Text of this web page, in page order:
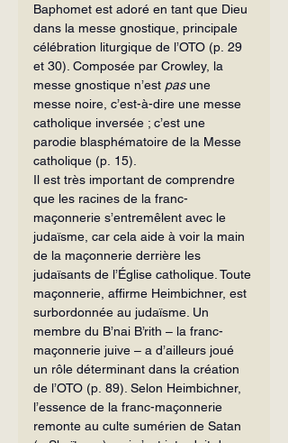
Baphomet est adoré en tant que Dieu
dans la messe gnostique, principale
célébration liturgique de l’OTO (p. 29
et 30). Composée par Crowley, la
messe gnostique n’est pas une
messe noire, c’est-à-dire une messe
catholique inversée ; c’est une
parodie blasphématoire de la Messe
catholique (p. 15).
Il est très important de comprendre
que les racines de la franc-
maçonnerie s’entremêlent avec le
judaïsme, car cela aide à voir la main
de la maçonnerie derrière les
judaïsants de l’Église catholique. Toute
maçonnerie, affirme Heimbichner, est
surbordonnée au judaïsme. Un
membre du B’nai B’rith – la franc-
maçonnerie juive – a d’ailleurs joué
un rôle déterminant dans la création
de l’OTO (p. 89). Selon Heimbichner,
l’essence de la franc-maçonnerie
remonte au culte sumérien de Satan